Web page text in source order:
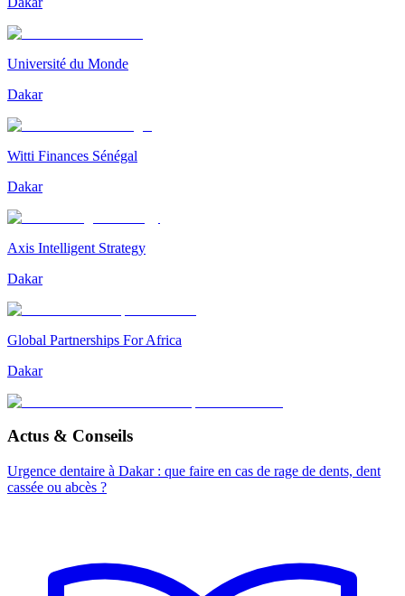
Université du Monde
Dakar
Witti Finances Sénégal
Dakar
Axis Intelligent Strategy
Dakar
Global Partnerships For Africa
Dakar
Actus & Conseils
Urgence dentaire à Dakar : que faire en cas de rage de dents, dent
cassée ou abcès ?